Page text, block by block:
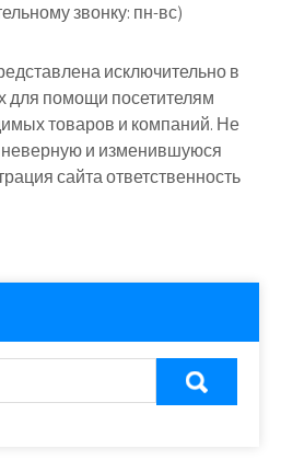
звонку: пн-вс)
исключительно в
для помощи посетителям
товаров и компаний. Не
и изменившуюся
сайта ответственность